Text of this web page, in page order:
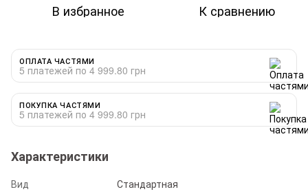
В избранное К сравнению
ОПЛАТА ЧАСТЯМИ
5 платежей по 4 999.80 грн
ПОКУПКА ЧАСТЯМИ
5 платежей по 4 999.80 грн
Характеристики
Вид
Стандартная